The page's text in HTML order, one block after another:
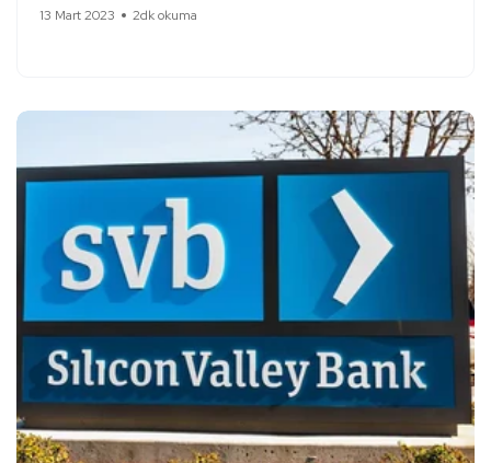
13 Mart 2023 2dk okuma